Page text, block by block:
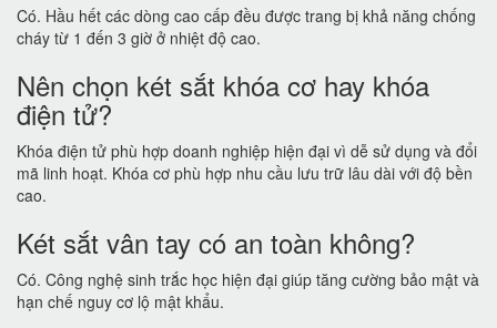
Có. Hầu hết các dòng cao cấp đều được trang bị khả năng chống
cháy từ 1 đến 3 giờ ở nhiệt độ cao.
Nên chọn két sắt khóa cơ hay khóa
điện tử?
Khóa điện tử phù hợp doanh nghiệp hiện đại vì dễ sử dụng và đổi
mã linh hoạt. Khóa cơ phù hợp nhu cầu lưu trữ lâu dài với độ bền
cao.
Két sắt vân tay có an toàn không?
Có. Công nghệ sinh trắc học hiện đại giúp tăng cường bảo mật và
hạn chế nguy cơ lộ mật khẩu.